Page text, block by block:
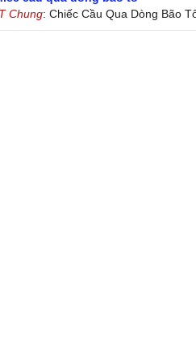
Chung: Chiếc Cầu Qua Dòng Bão
Water by Simon & Garfunkel